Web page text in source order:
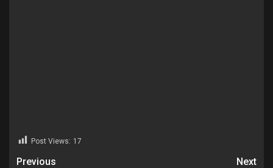
Post Views: 17
Previous
Next